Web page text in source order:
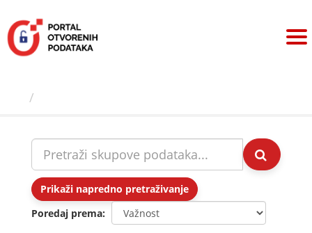
sadržaj
Prikaži napredno pretraživanje
Poredaj prema